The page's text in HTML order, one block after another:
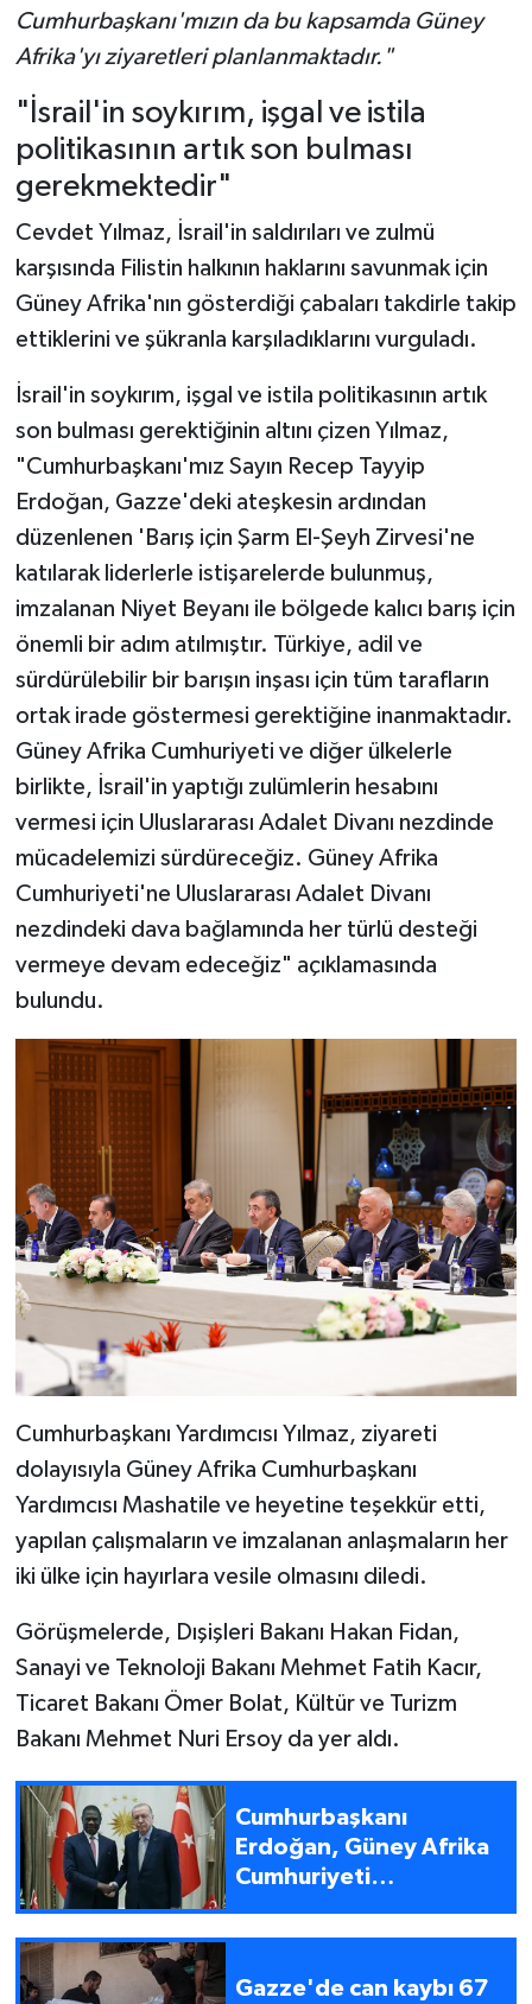
Cumhurbaşkanı'mızın da bu kapsamda Güney
Afrika'yı ziyaretleri planlanmaktadır."
"İsrail'in soykırım, işgal ve istila
politikasının artık son bulması
gerekmektedir"
Cevdet Yılmaz, İsrail'in saldırıları ve zulmü
karşısında Filistin halkının haklarını savunmak için
Güney Afrika'nın gösterdiği çabaları takdirle takip
ettiklerini ve şükranla karşıladıklarını vurguladı.
İsrail'in soykırım, işgal ve istila politikasının artık
son bulması gerektiğinin altını çizen Yılmaz,
"Cumhurbaşkanı'mız Sayın Recep Tayyip
Erdoğan, Gazze'deki ateşkesin ardından
düzenlenen 'Barış için Şarm El-Şeyh Zirvesi'ne
katılarak liderlerle istişarelerde bulunmuş,
imzalanan Niyet Beyanı ile bölgede kalıcı barış için
önemli bir adım atılmıştır. Türkiye, adil ve
sürdürülebilir bir barışın inşası için tüm tarafların
ortak irade göstermesi gerektiğine inanmaktadır.
Güney Afrika Cumhuriyeti ve diğer ülkelerle
birlikte, İsrail'in yaptığı zulümlerin hesabını
vermesi için Uluslararası Adalet Divanı nezdinde
mücadelemizi sürdüreceğiz. Güney Afrika
Cumhuriyeti'ne Uluslararası Adalet Divanı
nezdindeki dava bağlamında her türlü desteği
vermeye devam edeceğiz" açıklamasında
bulundu.
Cumhurbaşkanı Yardımcısı Yılmaz, ziyareti
dolayısıyla Güney Afrika Cumhurbaşkanı
Yardımcısı Mashatile ve heyetine teşekkür etti,
yapılan çalışmaların ve imzalanan anlaşmaların her
iki ülke için hayırlara vesile olmasını diledi.
Görüşmelerde, Dışişleri Bakanı Hakan Fidan,
Sanayi ve Teknoloji Bakanı Mehmet Fatih Kacır,
Ticaret Bakanı Ömer Bolat, Kültür ve Turizm
Bakanı Mehmet Nuri Ersoy da yer aldı.
Cumhurbaşkanı
Erdoğan, Güney Afrika
Cumhuriyeti
Yardımcısı Mashatile'yi
Gazze'de can kaybı 67